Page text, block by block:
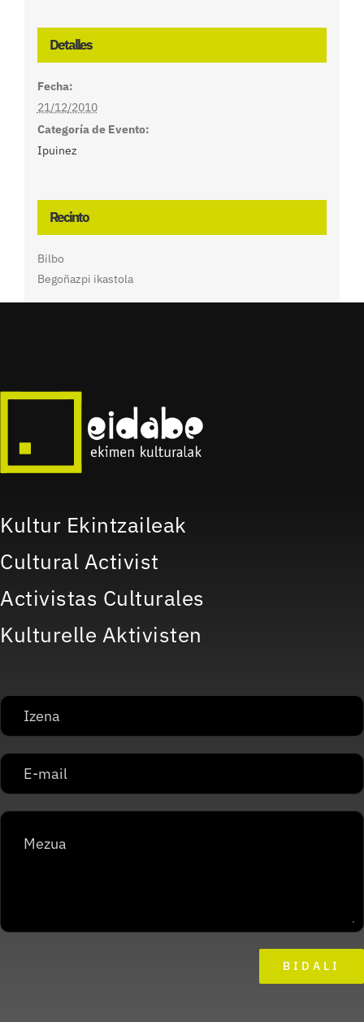
Detalles
Fecha:
21/12/2010
Categoría de Evento:
Ipuinez
Recinto
Bilbo
Begoñazpi ikastola
Kultur Ekintzaileak
Cultural Activist
Activistas Culturales
Kulturelle Aktivisten
BIDALI